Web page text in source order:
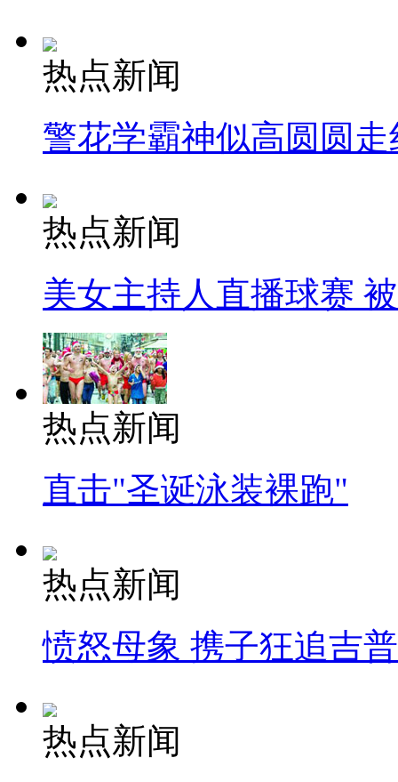
热点新闻
警花学霸神似高圆圆走
热点新闻
美女主持人直播球赛
热点新闻
直击"圣诞泳装裸跑"
热点新闻
愤怒母象 携子狂追吉
热点新闻